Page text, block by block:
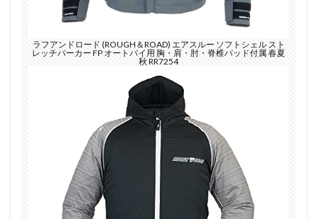
ラフアンドロード (ROUGH＆ROAD) エアスルー ソフトシェル スト
レッチパーカー FP オートバイ用 胸・肩・肘・脊椎パッド付属 春夏
秋 RR7254